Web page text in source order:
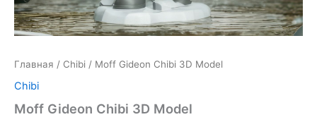
Главная / Chibi / Moff Gideon Chibi 3D Model
Chibi
Moff Gideon Chibi 3D Model